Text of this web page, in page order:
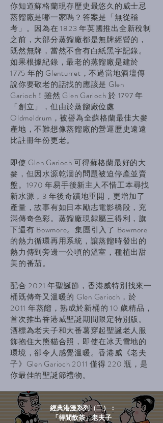
你知道蘇格蘭現存歷史最悠久的威士忌
蒸餾廠是哪一家嗎？答案是「無從稽
考」。因為在 1823 年英國推出全新稅制
之前，大部分蒸餾廠都是無牌經營的，
既然無牌，當然不會有白紙黑字記錄。
如果根據紀錄，最老的蒸餾廠是建於
1775 年的 Glenturret，不過當地酒壇傳
說你要敬老的話找的應該是 Glen
Garioch！雖然 Glen Garioch 於 1797 年
「創立」，但由於蒸餾廠位處
Oldmeldrum，被譽為全蘇格蘭最佳大麥
產地，不難想像蒸餾廠的營運歷史遠遠
比註冊年份更老。
即使 Glen Garioch 可得蘇格蘭最好的大
麥，但因水源乾涸的問題被迫停產並賣
盤。1970 年易手後新主人不惜工本尋找
新水源，3 年後奇蹟地重開，更增加了
產量，故事有如日本勵志電影橋段，充
滿傳奇色彩。蒸餾廠現隸屬三得利，旗
下還有 Bowmore。集團引入了 Bowmore
的熱力循環再用系統，讓蒸餾時發出的
熱力傳到旁邊一公頃的溫室，種植出甜
美的番茄。
配合 2021 年聖誕節，香港威特別找來一
桶既傳奇又溫暖的 Glen Garioch，於
2011 年蒸餾，熟成於新桶的 10 歲精品，
首次推出香港威聖誕期間限定特別版。
酒標為老夫子和大番薯穿起聖誕老人服
飾抱住大熊貓合照，即使在冰天雪地的
環境，卻令人感覺溫暖。香港威《老夫
子》Glen Garioch 2011 僅得 220 瓶，是
你最佳的聖誕節禮物。
經典港漫系列（二）：
「得閒飲茶」老夫子